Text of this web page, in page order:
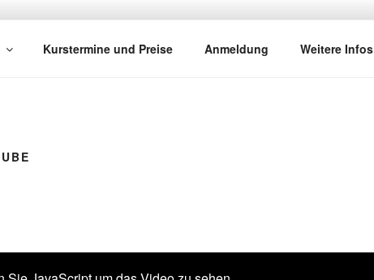
GUITARS
Kurstermine und Preise Anmeldung Weitere Infos